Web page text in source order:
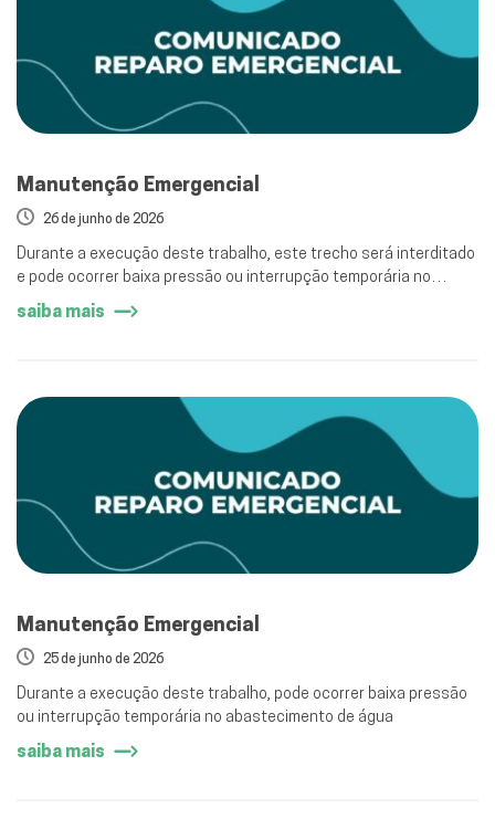
Manutenção Emergencial
26 de junho de 2026
Durante a execução deste trabalho, este trecho será interditado
e pode ocorrer baixa pressão ou interrupção temporária no
abastecimento de água
saiba mais
Manutenção Emergencial
25 de junho de 2026
Durante a execução deste trabalho, pode ocorrer baixa pressão
ou interrupção temporária no abastecimento de água
saiba mais